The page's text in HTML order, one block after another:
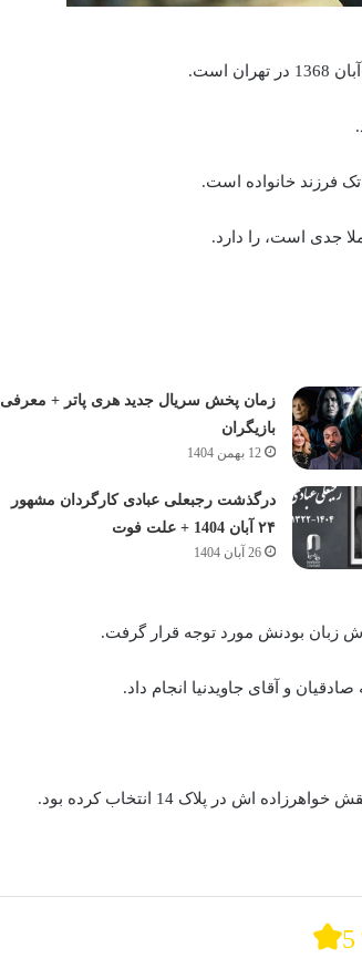
فرزند خانواده‌ است.
جدی است، را دارد.
زمان پخش سریال جدید هری پاتر + معرفی
بازیگران
12 بهمن 1404
درگذشت رجبعلی عبادی کارگردان مشهور
۲۴ آبان 1404 + علت فوت
26 آبان 1404
زبان بودنش مورد توجه قرار گرفت.
در پلاک 14 انتخاب کرده‌ بود.
5